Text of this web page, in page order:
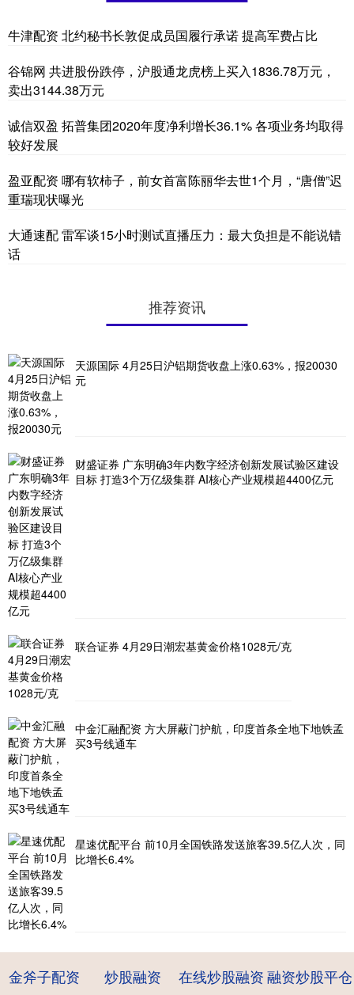
牛津配资 北约秘书长敦促成员国履行承诺 提高军费占比
谷锦网 共进股份跌停，沪股通龙虎榜上买入1836.78万元，
卖出3144.38万元
诚信双盈 拓普集团2020年度净利增长36.1% 各项业务均取得
较好发展
盈亚配资 哪有软柿子，前女首富陈丽华去世1个月，“唐僧”迟
重瑞现状曝光
大通速配 雷军谈15小时测试直播压力：最大负担是不能说错
话
推荐资讯
天源国际 4月25日沪铝期货收盘上涨0.63%，报20030
元
财盛证券 广东明确3年内数字经济创新发展试验区建设
目标 打造3个万亿级集群 AI核心产业规模超4400亿元
联合证券 4月29日潮宏基黄金价格1028元/克
中金汇融配资 方大屏蔽门护航，印度首条全地下地铁孟
买3号线通车
星速优配平台 前10月全国铁路发送旅客39.5亿人次，同
比增长6.4%
金斧子配资 炒股融资 在线炒股融资融资炒股平仓